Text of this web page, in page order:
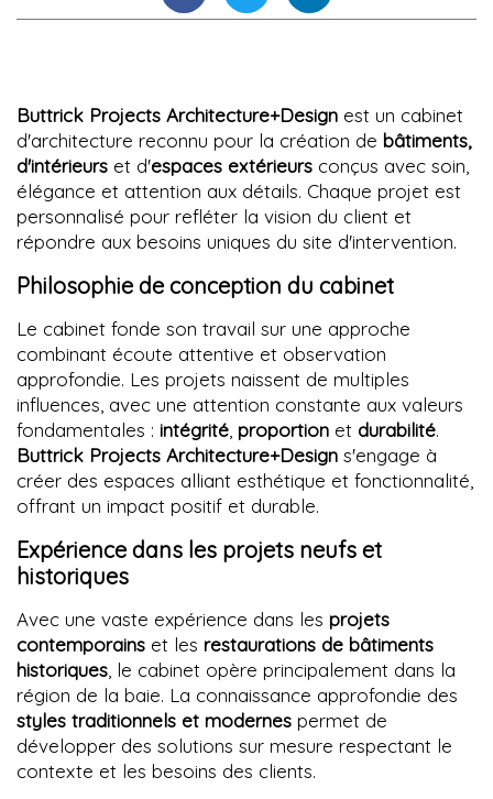
Buttrick Projects Architecture+Design est un cabinet
d'architecture reconnu pour la création de bâtiments,
d'intérieurs et d'espaces extérieurs conçus avec soin,
élégance et attention aux détails. Chaque projet est
personnalisé pour refléter la vision du client et
répondre aux besoins uniques du site d'intervention.
Philosophie de conception du cabinet
Le cabinet fonde son travail sur une approche
combinant écoute attentive et observation
approfondie. Les projets naissent de multiples
influences, avec une attention constante aux valeurs
fondamentales : intégrité proportion et durabilité.
Buttrick Projects Architecture+Design s'engage à
créer des espaces alliant esthétique et fonctionnalité,
offrant un impact positif et durable.
Expérience dans les projets neufs et
historiques
Avec une vaste expérience dans les projets
contemporains et les restaurations de bâtiments
historiques , le cabinet opère principalement dans la
région de la baie. La connaissance approfondie des
styles traditionnels et modernes permet de
développer des solutions sur mesure respectant le
contexte et les besoins des clients.